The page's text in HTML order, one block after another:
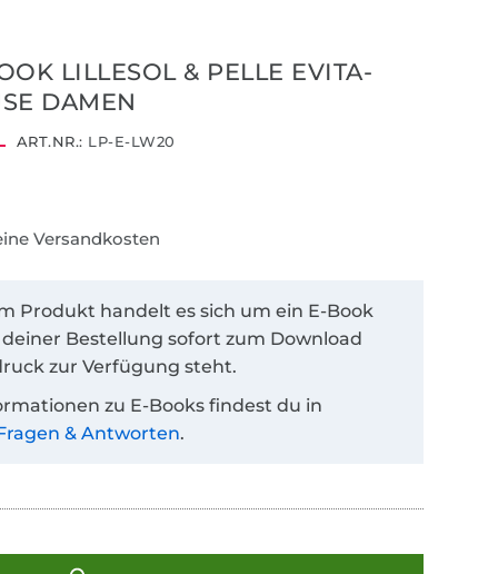
LILLESOL & PELLE EVITA-
DAMEN
ART.NR.: LP-E-LW20
Versandkosten
Produkt handelt es sich um ein E-Book
Bestellung sofort zum Download
zur Verfügung steht.
zu E-Books findest du in
& Antworten.